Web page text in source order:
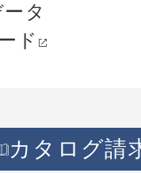
タ
ド
カタログ請